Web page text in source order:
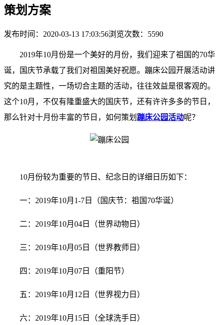
策划方案
发布时间： 2020-03-13 17:03:56浏览次数：5590
2019年10月份是一个美好的月份，我们迎来了祖国的70华
诞，国庆节承载了我们对祖国美好祝愿。蹦床公园开展活动讲
究的是主题性，一场切合主题的活动，往往效益是很客观的。
这个10月，不仅有隆重盛大的国庆节，还有许许多多的节日，
那么针对十月份丰富的节日，如何策划 蹦床公园活动呢？
10月份较为重要的节日、纪念日的详细日历如下：
一：2019年10月1-7日（国庆节：祖国70华诞）
二：2019年10月04日（世界动物日）
三：2019年10月05日（世界教师日）
四：2019年10月07日（重阳节）
五：2019年10月12日（世界视力日）
六：2019年10月15日（全球洗手日）